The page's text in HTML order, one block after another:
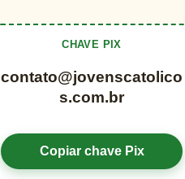
CHAVE PIX
contato@jovenscatolico
s.com.br
Copiar chave Pix